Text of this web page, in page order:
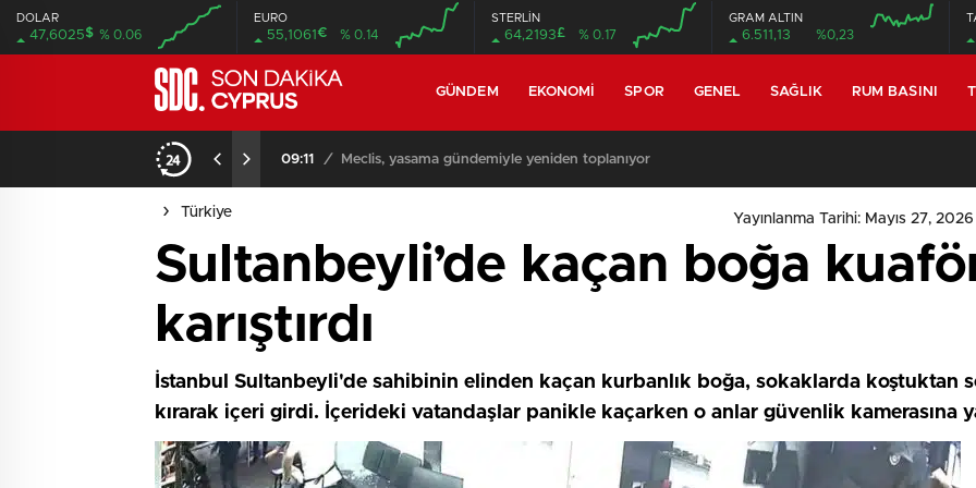
DOLAR
47,6025$ % 0.06
EURO
55,1061€ % 0.14
STERLİN
64,2193£ % 0.17
GRAM ALTIN
6.511,13 %0,23
GÜNDEM EKONOMI SPOR GENEL SAĞLIK RUM BASINI
09:11 / Meclis, yasama gündemiyle yeniden toplanıyor
Türkiye Yayınlanma Tarihi: Mayıs 27, 2026
Sultanbeyli’de kaçan boğa
karıştırdı
İstanbul Sultanbeyli'de sahibinin elinden kaçan kurbanlık boğa, sokaklarda koştuktan
kırarak içeri girdi. İçerideki vatandaşlar panikle kaçarken o anlar güvenlik kamerasına